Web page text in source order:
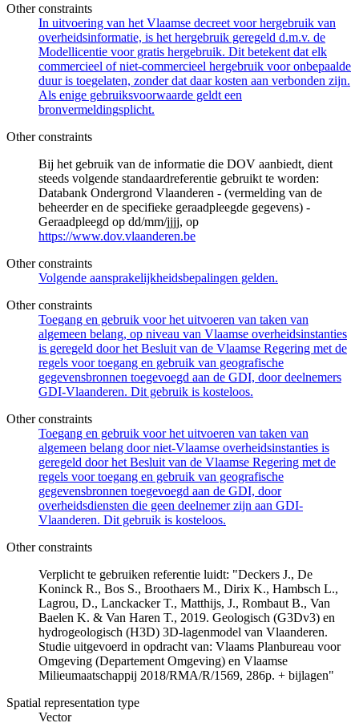
Other constraints
In uitvoering van het Vlaamse decreet voor hergebruik van
overheidsinformatie, is het hergebruik geregeld d.m.v. de
Modellicentie voor gratis hergebruik. Dit betekent dat elk
commercieel of niet-commercieel hergebruik voor onbepaalde
duur is toegelaten, zonder dat daar kosten aan verbonden zijn.
Als enige gebruiksvoorwaarde geldt een
bronvermeldingsplicht.
Other constraints
Bij het gebruik van de informatie die DOV aanbiedt, dient
steeds volgende standaardreferentie gebruikt te worden:
Databank Ondergrond Vlaanderen - (vermelding van de
beheerder en de specifieke geraadpleegde gegevens) -
Geraadpleegd op dd/mm/jjjj, op
https://www.dov.vlaanderen.be
Other constraints
Volgende aansprakelijkheidsbepalingen gelden.
Other constraints
Toegang en gebruik voor het uitvoeren van taken van
algemeen belang, op niveau van Vlaamse overheidsinstanties
is geregeld door het Besluit van de Vlaamse Regering met de
regels voor toegang en gebruik van geografische
gegevensbronnen toegevoegd aan de GDI, door deelnemers
GDI-Vlaanderen. Dit gebruik is kosteloos.
Other constraints
Toegang en gebruik voor het uitvoeren van taken van
algemeen belang door niet-Vlaamse overheidsinstanties is
geregeld door het Besluit van de Vlaamse Regering met de
regels voor toegang en gebruik van geografische
gegevensbronnen toegevoegd aan de GDI, door
overheidsdiensten die geen deelnemer zijn aan GDI-
Vlaanderen. Dit gebruik is kosteloos.
Other constraints
Verplicht te gebruiken referentie luidt: "Deckers J., De
Koninck R., Bos S., Broothaers M., Dirix K., Hambsch L.,
Lagrou, D., Lanckacker T., Matthijs, J., Rombaut B., Van
Baelen K. & Van Haren T., 2019. Geologisch (G3Dv3) en
hydrogeologisch (H3D) 3D-lagenmodel van Vlaanderen.
Studie uitgevoerd in opdracht van: Vlaams Planbureau voor
Omgeving (Departement Omgeving) en Vlaamse
Milieumaatschappij 2018/RMA/R/1569, 286p. + bijlagen"
Spatial representation type
Vector